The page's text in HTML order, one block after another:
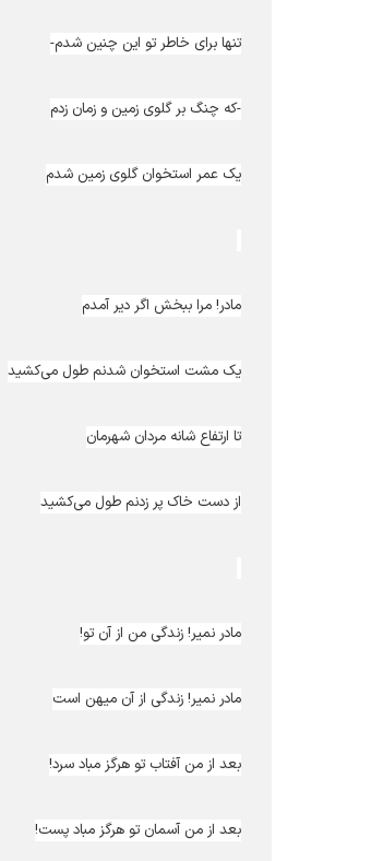
تنها برای خاطر تو این چنین شدم-
-که چنگ بر گلوی زمین و زمان زدم
یک عمر استخوان گلوی زمین شدم
مادر! مرا ببخش اگر دیر آمدم
یک مشت استخوان شدنم طول می‌کشید
تا ارتفاع شانه مردان شهرمان
از دست خاک پر زدنم طول می‌کشید
مادر نمیر! زندگی من از آن تو!
مادر نمیر! زندگی از آن میهن است
بعد از من آفتاب تو هرگز مباد سرد!
بعد از من آسمان تو هرگز مباد پست!